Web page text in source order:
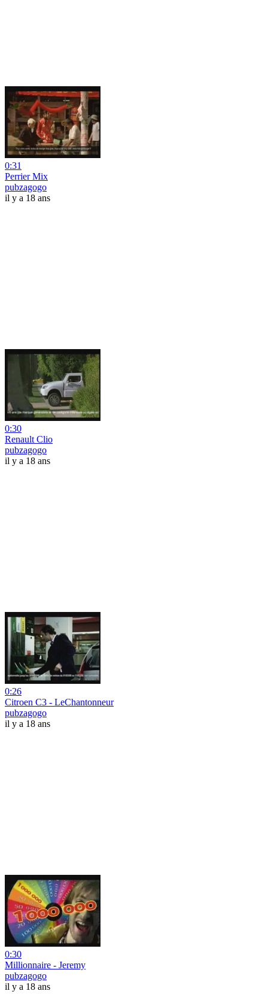
0:31
Perrier Mix
pubzagogo
il y a 18 ans
0:30
Renault Clio
pubzagogo
il y a 18 ans
0:26
Citroen C3 - LeChantonneur
pubzagogo
il y a 18 ans
0:30
Millionnaire - Jeremy
pubzagogo
il y a 18 ans